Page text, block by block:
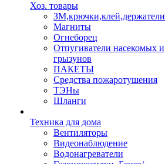
Хоз. товары
ЗМ,крючки,клей,держатели
Магниты
Огнеборец
Отпугиватели насекомых и
грызунов
ПАКЕТЫ
Средства пожаротушения
ТЭНы
Шланги
Техника для дома
Вентиляторы
Видеонаблюдение
Водонагреватели